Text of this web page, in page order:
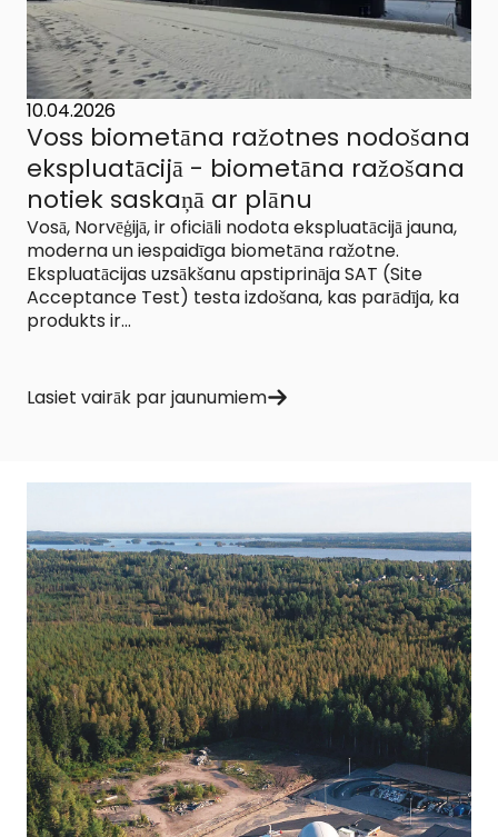
10.04.2026
Voss biometāna ražotnes nodošana
ekspluatācijā - biometāna ražošana
notiek saskaņā ar plānu
Vosā, Norvēģijā, ir oficiāli nodota ekspluatācijā jauna,
moderna un iespaidīga biometāna ražotne.
Ekspluatācijas uzsākšanu apstiprināja SAT (Site
Acceptance Test) testa izdošana, kas parādīja, ka
produkts ir...
Lasiet vairāk par jaunumiem